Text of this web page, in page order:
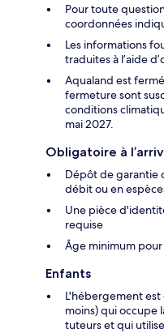
Pour toute
coordonnées
Les informations
traduites à l’aide
Aqualand est
fermeture sont
conditions
mai 2027.
Obligatoire à
Dépôt de garantie
débit ou en
Une pièce
requise
Âge minimum
Enfants
L'hébergement
moins) qui occupe
tuteurs et qui